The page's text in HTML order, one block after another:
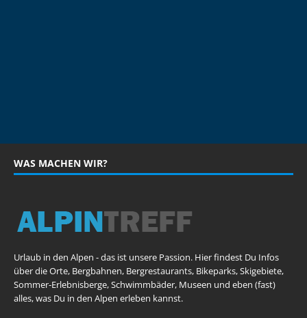
WAS MACHEN WIR?
Urlaub in den Alpen - das ist unsere Passion. Hier findest Du Infos
über die Orte, Bergbahnen, Bergrestaurants, Bikeparks, Skigebiete,
Sommer-Erlebnisberge, Schwimmbäder, Museen und eben (fast)
alles, was Du in den Alpen erleben kannst.